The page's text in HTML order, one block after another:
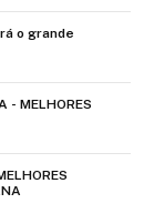
o grande
- MELHORES